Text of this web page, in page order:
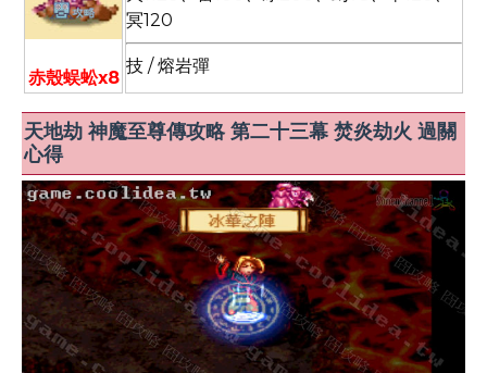
赤殼蜈蚣x8
冥120
技 / 熔岩彈
天地劫 神魔至尊傳攻略 第二十三幕 焚炎劫火 過關
心得